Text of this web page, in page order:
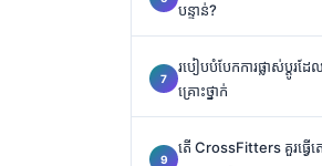
បន្ទាន់?
របៀបបំបែកការផ្លាស់ប្តូរដ
គ្រោះថ្នាក់
តើ CrossFitters គួរធ្វើ